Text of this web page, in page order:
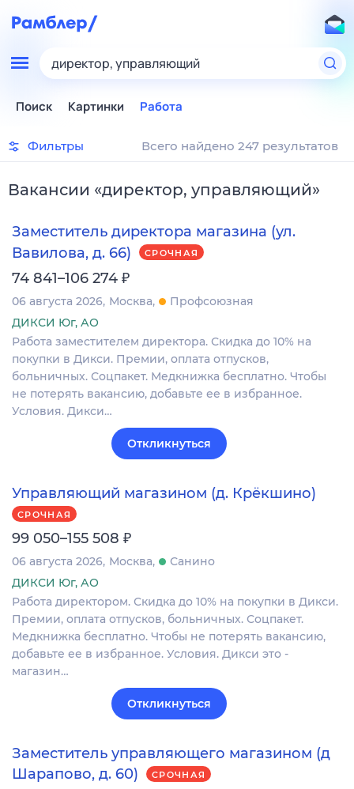
директор, управляющий
Поиск Картинки Работа
Фильтры Всего найдено 247 результатов
Вакансии «директор, управляющий»
Заместитель директора магазина (ул.
Вавилова, д. 66)
СРОЧНАЯ
74 841–106 274 ₽
06 августа 2026 Москва
Профсоюзная
ДИКСИ Юг, АО
Работа заместителем директора. Скидка до 10% на
покупки в Дикси. Премии, оплата отпусков,
больничных. Соцпакет. Медкнижка бесплатно. Чтобы
не потерять вакансию, добавьте ее в избранное.
Условия. Дикси…
Откликнуться
Управляющий магазином (д. Крёкшино)
СРОЧНАЯ
99 050–155 508 ₽
06 августа 2026 Москва
Санино
ДИКСИ Юг, АО
Работа директором. Скидка до 10% на покупки в Дикси.
Премии, оплата отпусков, больничных. Соцпакет.
Медкнижка бесплатно. Чтобы не потерять вакансию,
добавьте ее в избранное. Условия. Дикси это -
магазин…
Откликнуться
Заместитель управляющего магазином (д
Шарапово, д. 60)
СРОЧНАЯ